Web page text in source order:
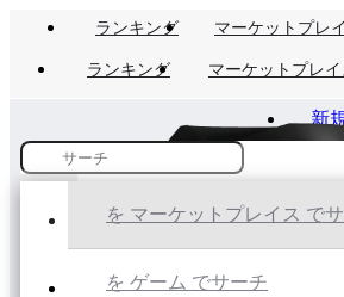
ランキング マーケットプレ
ランキング
マーケットプレイ
を マーケットプレイス で
を ゲーム でサーチ
新